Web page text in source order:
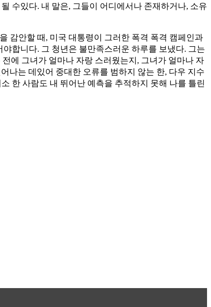
수있다. 내 말은, 그들이 어디에서나 존재하거나, 소유
감안할 때, 미국 대통령이 그러한 폭격 폭격 캠페인과
합니다. 그 청년은 불만족스러운 하루를 보냈다. 그는
에 그녀가 얼마나 자랑 스러웠는지, 그녀가 얼마나 자
나는 데있어 중대한 오류를 범하지 않는 한, 다우 지수
한 사람도 내 뛰어난 예측을 추적하지 못해 나를 틀린